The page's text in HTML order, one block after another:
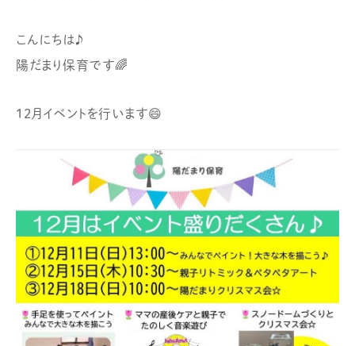
こんにちは♪
陽だまり保育です🌈
12月イベントを行います😄